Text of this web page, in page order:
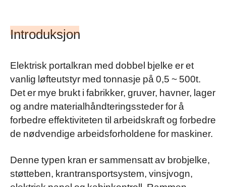
Introduksjon
Elektrisk portalkran med dobbel bjelke er et
vanlig løfteutstyr med tonnasje på 0,5 ~ 500t.
Det er mye brukt i fabrikker, gruver, havner, lager
og andre materialhåndteringssteder for å
forbedre effektiviteten til arbeidskraft og forbedre
de nødvendige arbeidsforholdene for maskiner.
Denne typen kran er sammensatt av brobjelke,
støtteben, krantransportsystem, vinsjvogn,